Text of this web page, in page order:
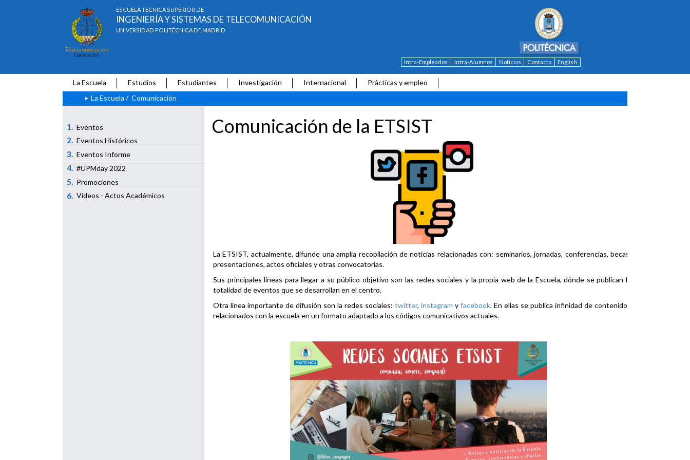
ESCUELA TÉCNICA SUPERIOR DE
INGENIERÍA Y SISTEMAS DE TELECOMUNICACIÓN
UNIVERSIDAD POLITÉCNICA DE MADRID
Intra-Empleados Intra-Alumnos Noticias Contacto English
La Escuela Estudios Estudiantes Investigación Internacional
Prácticas y empleo
La Escuela / Comunicación
1. Eventos
2. Eventos Históricos
3. Eventos Informe
4. #UPMday 2022
5. Promociones
6. Vídeos - Actos Académicos
Comunicación de la ETSIST
La ETSIST, actualmente, difunde una amplia recopilación de noticias relacionadas con: seminarios, jornadas, conferencias, becas,
presentaciones, actos oficiales y otras convocatorias.
Sus principales líneas para llegar a su público objetivo son las redes sociales y la propia web de la Escuela, dónde se publican la
totalidad de eventos que se desarrollan en el centro.
Otra línea importante de difusión son la redes sociales: twitter, instagram y facebook. En ellas se publica infinidad de contenidos
relacionados con la escuela en un formato adaptado a los códigos comunicativos actuales.